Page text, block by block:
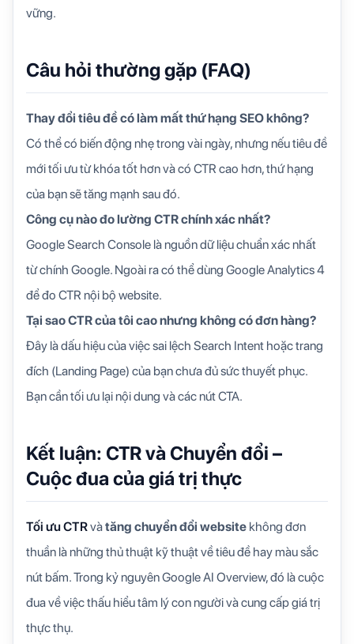
vững.
Câu hỏi thường gặp (FAQ)
Thay đổi tiêu đề có làm mất thứ hạng SEO không?
Có thể có biến động nhẹ trong vài ngày, nhưng nếu tiêu đề
mới tối ưu từ khóa tốt hơn và có CTR cao hơn, thứ hạng
của bạn sẽ tăng mạnh sau đó.
Công cụ nào đo lường CTR chính xác nhất?
Google Search Console là nguồn dữ liệu chuẩn xác nhất
từ chính Google. Ngoài ra có thể dùng Google Analytics 4
để đo CTR nội bộ website.
Tại sao CTR của tôi cao nhưng không có đơn hàng?
Đây là dấu hiệu của việc sai lệch Search Intent hoặc trang
đích (Landing Page) của bạn chưa đủ sức thuyết phục.
Bạn cần tối ưu lại nội dung và các nút CTA.
Kết luận: CTR và Chuyển đổi –
Cuộc đua của giá trị thực
Tối ưu CTRvàtăng chuyển đổi website không đơn
thuần là những thủ thuật kỹ thuật về tiêu đề hay màu sắc
nút bấm. Trong kỷ nguyên Google AI Overview, đó là cuộc
đua về việc thấu hiểu tâm lý con người và cung cấp giá trị
thực thụ.